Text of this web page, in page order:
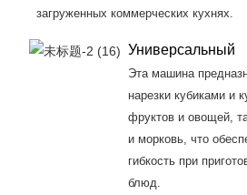
загруженных коммерческих кухнях.
Универсальный
Эта машина
нарезки кубиками и
фруктов и овощей,
и морковь, что
гибкость при
блюд.